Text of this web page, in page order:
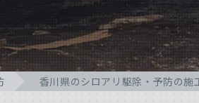
香川県のシロアリ駆除・予防の施